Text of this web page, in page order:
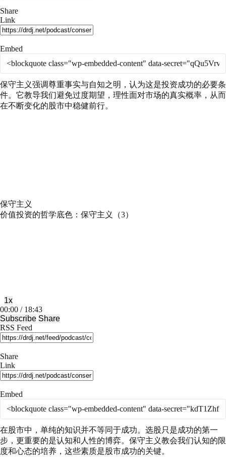
Share
Link
Embed
保守主义强调尊重事实与自知之明，认为这是投资成功的必要条
件。它教导我们避免过度期望，理性面对市场的真实概率，从而
在不断变化的股市中稳健前行。
保守主义
价值投资的哲学底色：保守主义（3）
Mute/Unmute
Episode
Rewind
10
Seconds
1x
Fast
Forward
30
seconds
00:00 / 18:43
Subscribe Share
RSS Feed
Share
Link
Embed
在股市中，单纯的知识并不等同于成功。选股只是成功的第一
步，更重要的是认知和人性的博弈。保守主义教会我们认知的限
度和心态的培养，这些素质是股市成功的关键。